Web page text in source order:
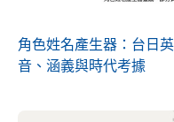
角色姓名產生器：台日
音、涵義與時代考據